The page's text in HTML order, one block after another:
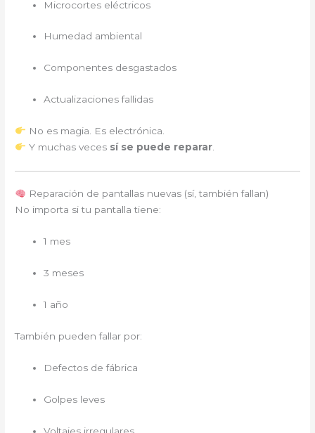
Microcortes eléctricos
Humedad ambiental
Componentes desgastados
Actualizaciones fallidas
No es magia. Es electrónica.
Y muchas veces sí se puede reparar.
Reparación de pantallas nuevas (sí, también fallan)
No importa si tu pantalla tiene:
1 mes
3 meses
1 año
También pueden fallar por:
Defectos de fábrica
Golpes leves
Voltajes irregulares